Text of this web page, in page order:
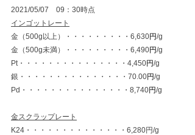
2021/05/07　09：30時点
インゴットレート
金（500g以上）・・・・・・・・・6,630円/g
金（500g未満）・・・・・・・・・6,490円/g
Pt・・・・・・・・・・・・・・・4,450円/g
銀・・・・・・・・・・・・・・・70.00円/g
Pd・・・・・・・・・・・・・・・8,740円/g
金スクラップレート
K24・・・・・・・・・・・・・・6,280円/g